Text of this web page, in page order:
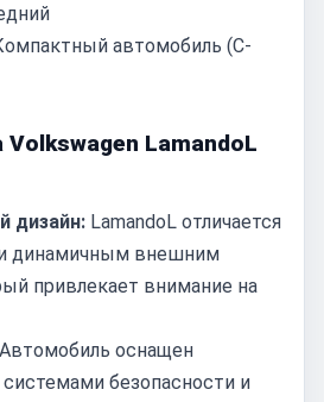
автомобиль (C-
LamandoL
дизайн: LamandoL отличается
динамичным внешним
привлекает внимание на
Автомобиль оснащен
безопасности и